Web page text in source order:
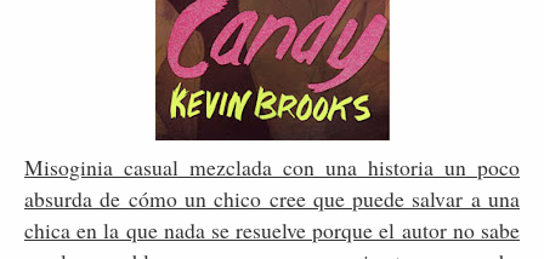
Misoginia casual mezclada con una historia un poco
absurda de cómo un chico cree que puede salvar a una
chica en la que nada se resuelve porque el autor no sabe